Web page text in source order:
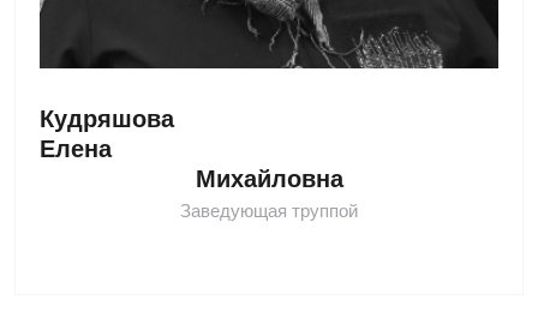
Кудряшова
Елена
Михайловна
Заведующая труппой